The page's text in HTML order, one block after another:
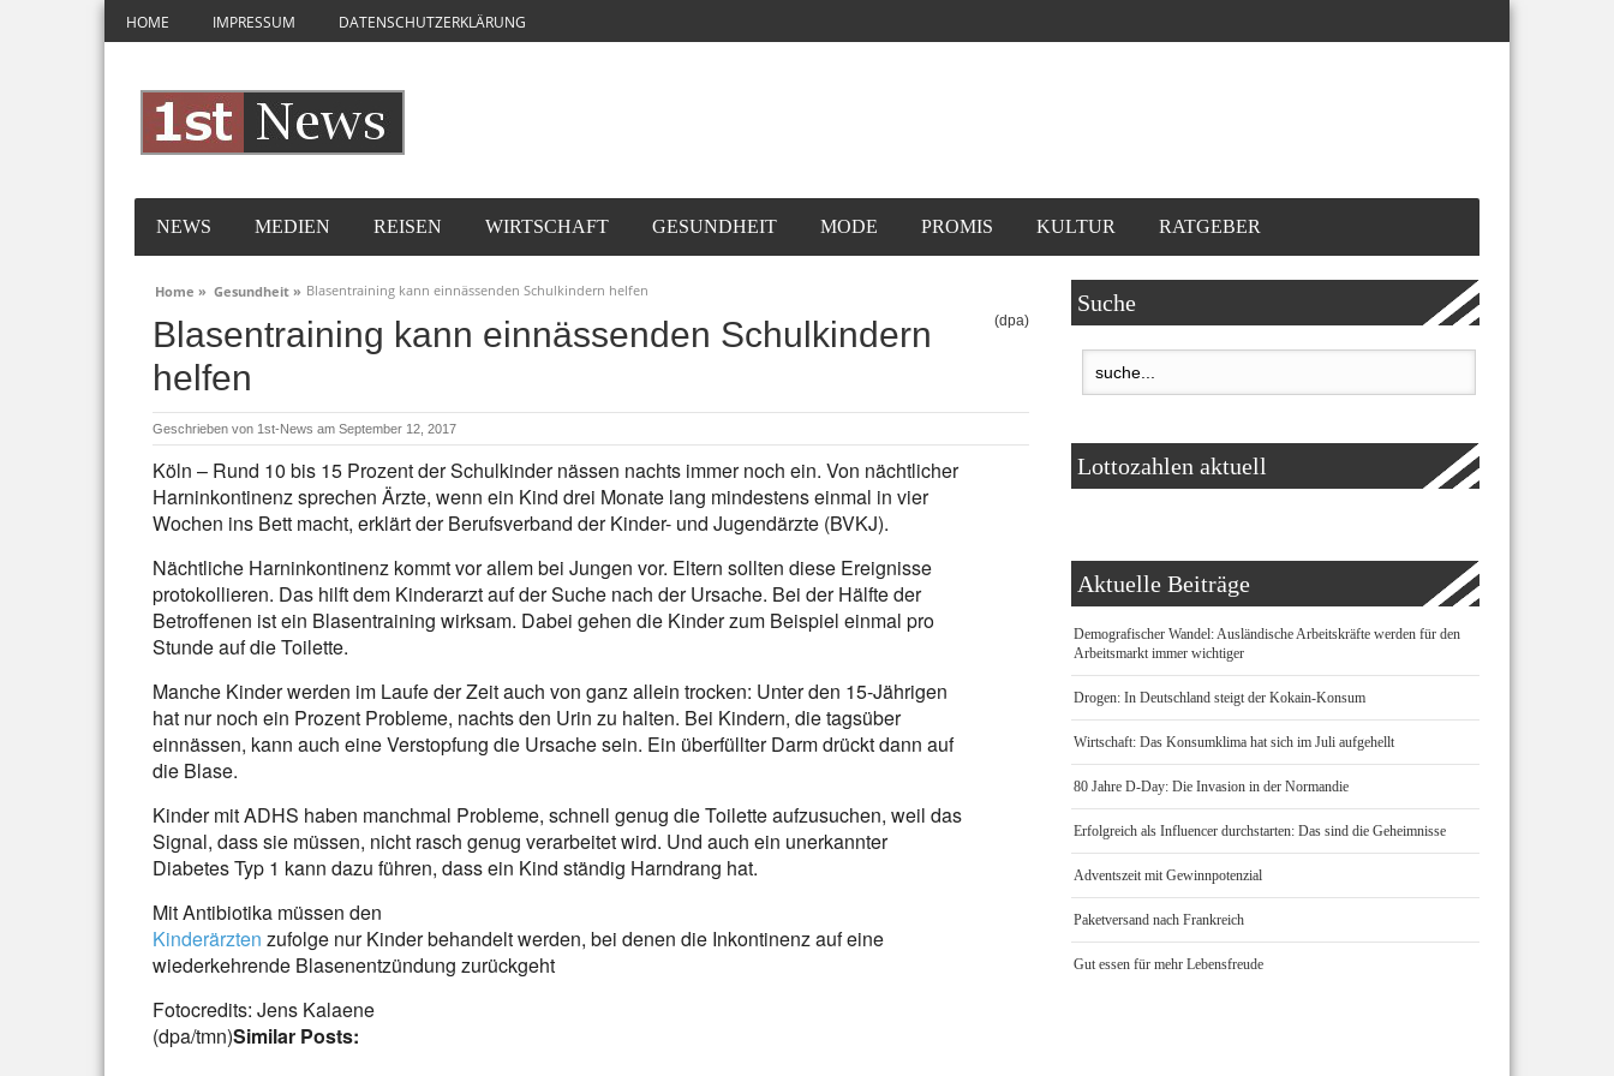
HOME IMPRESSUM DATENSCHUTZERKLÄRUNG
NEWS MEDIEN REISEN WIRTSCHAFT GESUNDHEIT MODE PROMIS KULTUR RATGEBER
Home » Gesundheit » Blasentraining kann einnässenden Schulkindern helfen
Blasentraining kann einnässenden Schulkindern
helfen
(dpa)
Geschrieben von 1st-News am September 12, 2017
Köln – Rund 10 bis 15 Prozent der Schulkinder nässen nachts immer noch ein. Von nächtlicher
Harninkontinenz sprechen Ärzte, wenn ein Kind drei Monate lang mindestens einmal in vier
Wochen ins Bett macht, erklärt der Berufsverband der Kinder- und Jugendärzte (BVKJ).
Nächtliche Harninkontinenz kommt vor allem bei Jungen vor. Eltern sollten diese Ereignisse
protokollieren. Das hilft dem Kinderarzt auf der Suche nach der Ursache. Bei der Hälfte der
Betroffenen ist ein Blasentraining wirksam. Dabei gehen die Kinder zum Beispiel einmal pro
Stunde auf die Toilette.
Manche Kinder werden im Laufe der Zeit auch von ganz allein trocken: Unter den 15-Jährigen
hat nur noch ein Prozent Probleme, nachts den Urin zu halten. Bei Kindern, die tagsüber
einnässen, kann auch eine Verstopfung die Ursache sein. Ein überfüllter Darm drückt dann auf
die Blase.
Kinder mit ADHS haben manchmal Probleme, schnell genug die Toilette aufzusuchen, weil das
Signal, dass sie müssen, nicht rasch genug verarbeitet wird. Und auch ein unerkannter
Diabetes Typ 1 kann dazu führen, dass ein Kind ständig Harndrang hat.
Mit Antibiotika müssen den
Kinderärzten zufolge nur Kinder behandelt werden, bei denen die Inkontinenz auf eine
wiederkehrende Blasenentzündung zurückgeht
Fotocredits: Jens Kalaene
(dpa/tmn)Similar Posts:
Suche
Lottozahlen aktuell
Aktuelle Beiträge
Demografischer Wandel: Ausländische Arbeitskräfte werden für den
Arbeitsmarkt immer wichtiger
Drogen: In Deutschland steigt der Kokain-Konsum
Wirtschaft: Das Konsumklima hat sich im Juli aufgehellt
80 Jahre D-Day: Die Invasion in der Normandie
Erfolgreich als Influencer durchstarten: Das sind die Geheimnisse
Adventszeit mit Gewinnpotenzial
Paketversand nach Frankreich
Gut essen für mehr Lebensfreude